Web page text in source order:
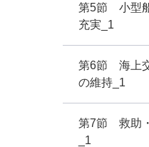
第5節 小型
充実_1
第6節 海上
の維持_1
第7節 救助
_1